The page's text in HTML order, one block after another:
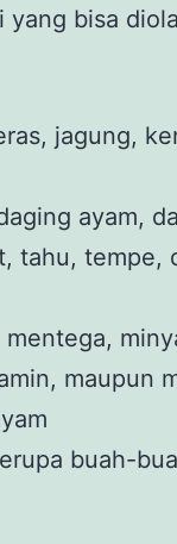
yang bisa
jagung,
ayam,
tahu, tempe,
maupun
buah-